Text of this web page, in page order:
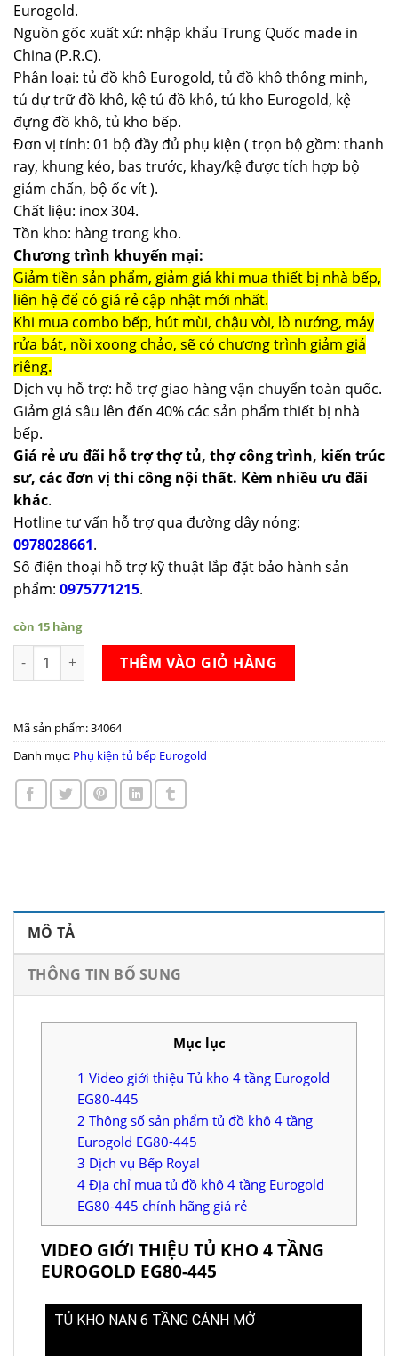
Eurogold.
Nguồn gốc xuất xứ: nhập khẩu Trung Quốc made in
China (P.R.C).
Phân loại: tủ đồ khô Eurogold, tủ đồ khô thông minh,
tủ dự trữ đồ khô, kệ tủ đồ khô, tủ kho Eurogold, kệ
đựng đồ khô, tủ kho bếp.
Đơn vị tính: 01 bộ đầy đủ phụ kiện ( trọn bộ gồm: thanh
ray, khung kéo, bas trước, khay/kệ được tích hợp bộ
giảm chấn, bộ ốc vít ).
Chất liệu: inox 304.
Tồn kho: hàng trong kho.
Chương trình khuyến mại:
Giảm tiền sản phẩm, giảm giá khi mua thiết bị nhà bếp,
liên hệ để có giá rẻ cập nhật mới nhất.
Khi mua combo bếp, hút mùi, chậu vòi, lò nướng, máy
rửa bát, nồi xoong chảo, sẽ có chương trình giảm giá
riêng.
Dịch vụ hỗ trợ: hỗ trợ giao hàng vận chuyển toàn quốc.
Giảm giá sâu lên đến 40% các sản phẩm thiết bị nhà
bếp.
Giá rẻ ưu đãi hỗ trợ thợ tủ, thợ công trình, kiến trúc
sư, các đơn vị thi công nội thất. Kèm nhiều ưu đãi
khác.
Hotline tư vấn hỗ trợ qua đường dây nóng:
0978028661.
Số điện thoại hỗ trợ kỹ thuật lắp đặt bảo hành sản
phẩm: 0975771215.
còn 15 hàng
Tủ kho 4 tầng Eurogold EG80-445 số lượng
THÊM VÀO GIỎ HÀNG
Mã sản phẩm:34064
Danh mục: Phụ kiện tủ bếp Eurogold
MÔ TẢ
THÔNG TIN BỔ SUNG
Mục lục
1 Video giới thiệu Tủ kho 4 tầng Eurogold
EG80-445
2 Thông số sản phẩm tủ đồ khô 4 tầng
Eurogold EG80-445
3 Dịch vụ Bếp Royal
4 Địa chỉ mua tủ đồ khô 4 tầng Eurogold
EG80-445 chính hãng giá rẻ
VIDEO GIỚI THIỆU TỦ KHO 4 TẦNG
EUROGOLD EG80-445
TỦ KHO NAN 6 TẦNG CÁNH MỞ